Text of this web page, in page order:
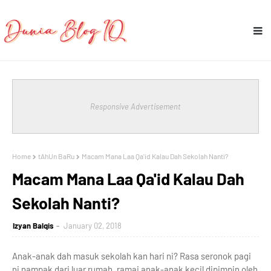
Responsive Advertisement
Home tAhUn BaRu Macam Mana Laa Qa'id Kalau Dah Sekolah Nanti?
Macam Mana Laa Qa'id Kalau Dah
Sekolah Nanti?
Izyan Balqis January 02, 2018
Anak-anak dah masuk sekolah kan hari ni? Rasa seronok pagi